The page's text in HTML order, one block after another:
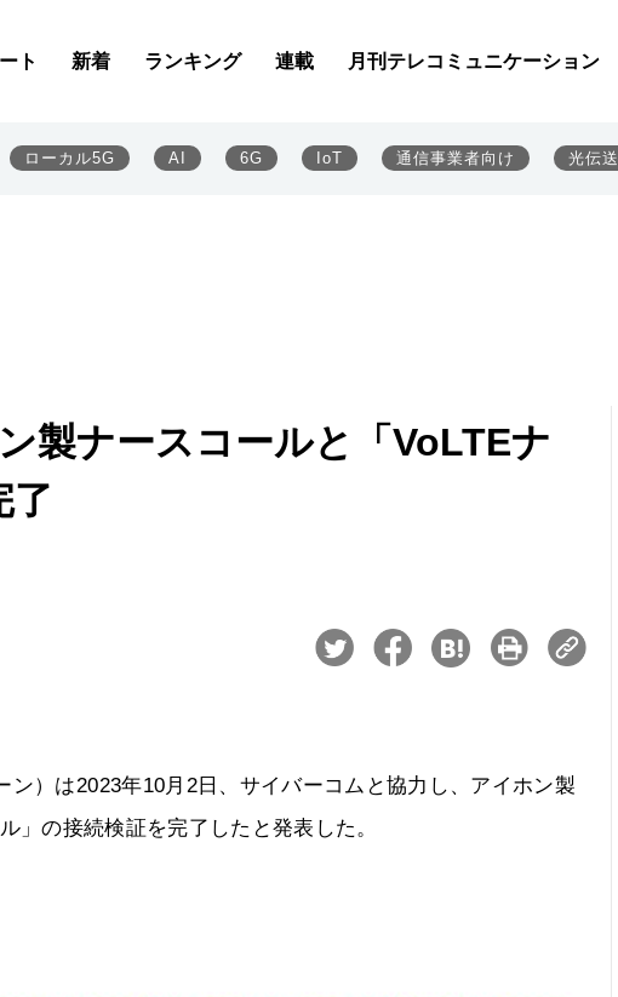
ト 新着 ランキング 連載 月刊テレコミュニケーション
ローカル5G AI 6G IoT 通信事業者向け 光伝送
製ナースコールと「VoLTEナ
了
）は2023年10月2日、サイバーコムと協力し、アイホン製
」の接続検証を完了したと発表した。